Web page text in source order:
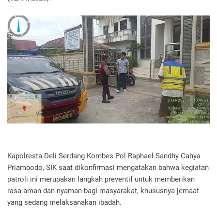
Kapolresta Deli Serdang Kombes Pol Raphael Sandhy Cahya
Priambodo, SIK saat dikonfirmasi mengatakan bahwa kegiatan
patroli ini merupakan langkah preventif untuk memberikan
rasa aman dan nyaman bagi masyarakat, khususnya jemaat
yang sedang melaksanakan ibadah.